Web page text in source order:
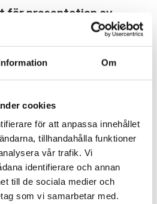
Om
cookies
för att anpassa innehållet
tillhandahålla funktioner
vår trafik. Vi
identifierare och annan
till de sociala medier och
som vi samarbetar med.
för presentation av
5VDC,
post möjligt genom
eller online i EasyView. Vid
en kostnad för
kan logger anslutas till